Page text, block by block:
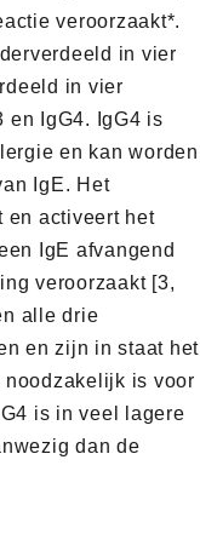
veroorzaakt*.
in vier
in vier
en IgG4. IgG4 is
en kan worden
IgE. Het
en activeert het
IgE afvangend
veroorzaakt [3,
alle drie
en zijn in staat het
noodzakelijk is voor
is in veel lagere
dan de